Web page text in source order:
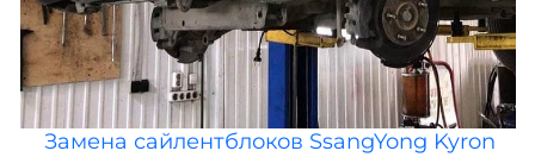
Замена сайлентблоков SsangYong Kyron